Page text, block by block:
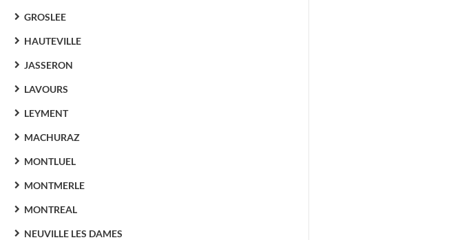
GROSLEE
HAUTEVILLE
JASSERON
LAVOURS
LEYMENT
MACHURAZ
MONTLUEL
MONTMERLE
MONTREAL
NEUVILLE LES DAMES